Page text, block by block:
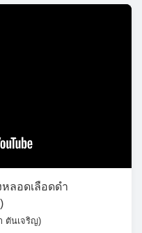
ลอดเลือดดำ
ตันเจริญ)